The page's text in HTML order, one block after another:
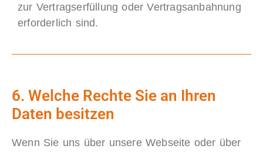
zur Vertragserfüllung oder Vertragsanbahnung
erforderlich sind.
6. Welche Rechte Sie an Ihren
Daten besitzen
Wenn Sie uns über unsere Webseite oder über